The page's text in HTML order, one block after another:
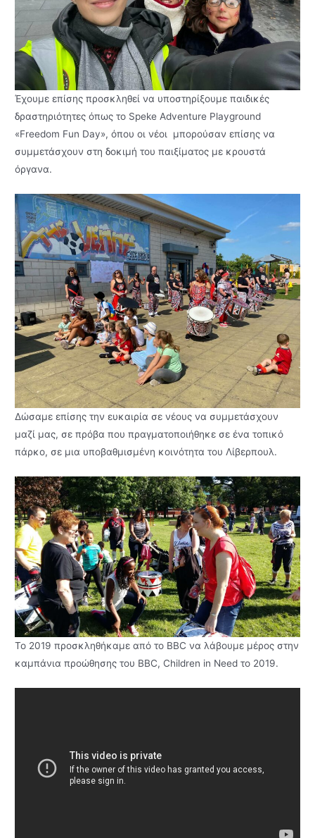
Έχουμε επίσης προσκληθεί να υποστηρίξουμε παιδικές
δραστηριότητες όπως το Speke Adventure Playground
«Freedom Fun Day», όπου οι νέοι μπορούσαν επίσης να
συμμετάσχουν στη δοκιμή του παιξίματος με κρουστά
όργανα.
Δώσαμε επίσης την ευκαιρία σε νέους να συμμετάσχουν
μαζί μας, σε πρόβα που πραγματοποιήθηκε σε ένα τοπικό
πάρκο, σε μια υποβαθμισμένη κοινότητα του Λίβερπουλ.
Το 2019 προσκληθήκαμε από το BBC να λάβουμε μέρος στην
καμπάνια προώθησης του BBC, Children in Need το 2019.